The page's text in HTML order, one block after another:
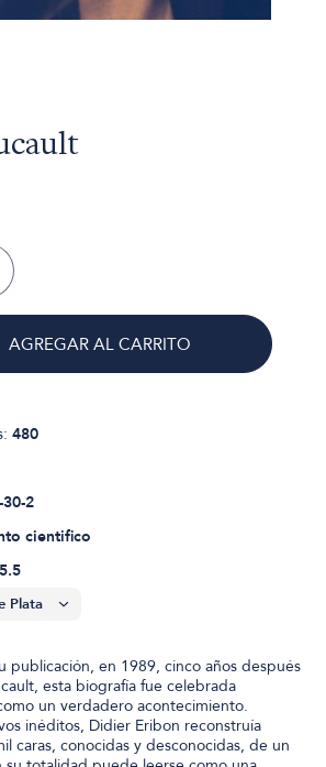
AGREGAR AL CARRITO
480
2
cientifico
publicación, en 1989, cinco años después
esta biografía fue celebrada
un verdadero acontecimiento.
inéditos, Didier Eribon reconstruía
caras, conocidas y desconocidas, de un